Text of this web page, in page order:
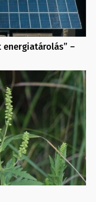
energiatárolás” –